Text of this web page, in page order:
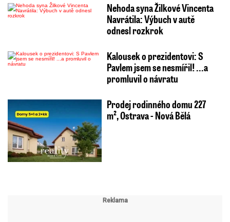
Nehoda syna Žilkové Vincenta
Navrátila: Výbuch v autě
odnesl rozkrok
Kalousek o prezidentovi: S
Pavlem jsem se nesmířil! ...a
promluvil o návratu
Prodej rodinného domu 227
m², Ostrava - Nová Bělá